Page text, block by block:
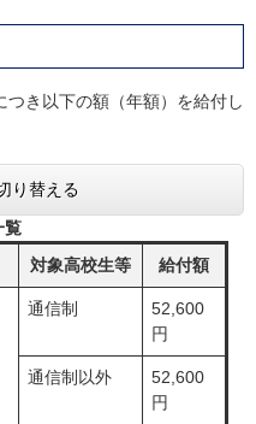
き以下の額（年額）を給付し
り替える
覧
対象高校生等 給付額
通信制
52,600
円
通信制以外
52,600
円